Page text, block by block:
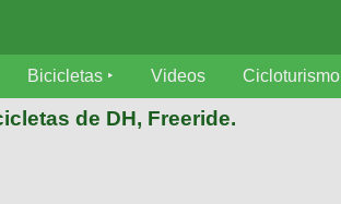
Bicicletas Videos Cicloturismo
de DH, Freeride.